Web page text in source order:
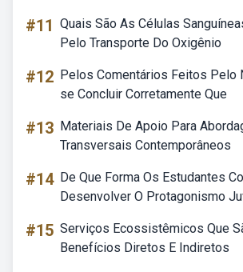
#11 Quais São As Células
Pelo Transporte Do Oxigênio
#12 Pelos Comentários Feitos Pelo
se Concluir Corretamente Que
#13 Materiais De Apoio Para
Transversais Contemporâneos
#14 De Que Forma Os Estudantes
Desenvolver O Protagonismo
#15 Serviços Ecossistêmicos Que
Benefícios Diretos E Indiretos